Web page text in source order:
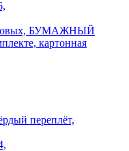
БУМАЖНЫЙ
картонная